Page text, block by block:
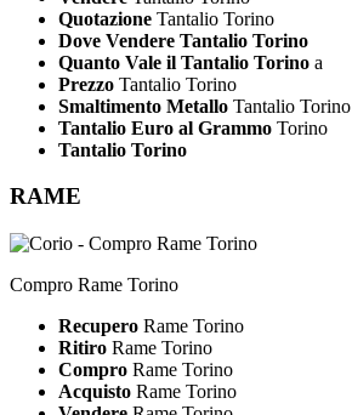
Quotazione Tantalio Torino
Dove Vendere Tantalio Torino
Quanto Vale il Tantalio Torino a
Prezzo Tantalio Torino
Smaltimento Metallo Tantalio Torino
Tantalio Euro al Grammo Torino
Tantalio Torino
RAME
Compro Rame Torino
Recupero Rame Torino
Ritiro Rame Torino
Compro Rame Torino
Acquisto Rame Torino